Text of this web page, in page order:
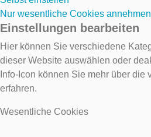
Nur wesentliche Cookies annehmen
Einstellungen bearbeiten
Hier können Sie verschiedene
dieser Website auswählen oder
Info-Icon können Sie mehr über
erfahren.
Wesentliche Cookies